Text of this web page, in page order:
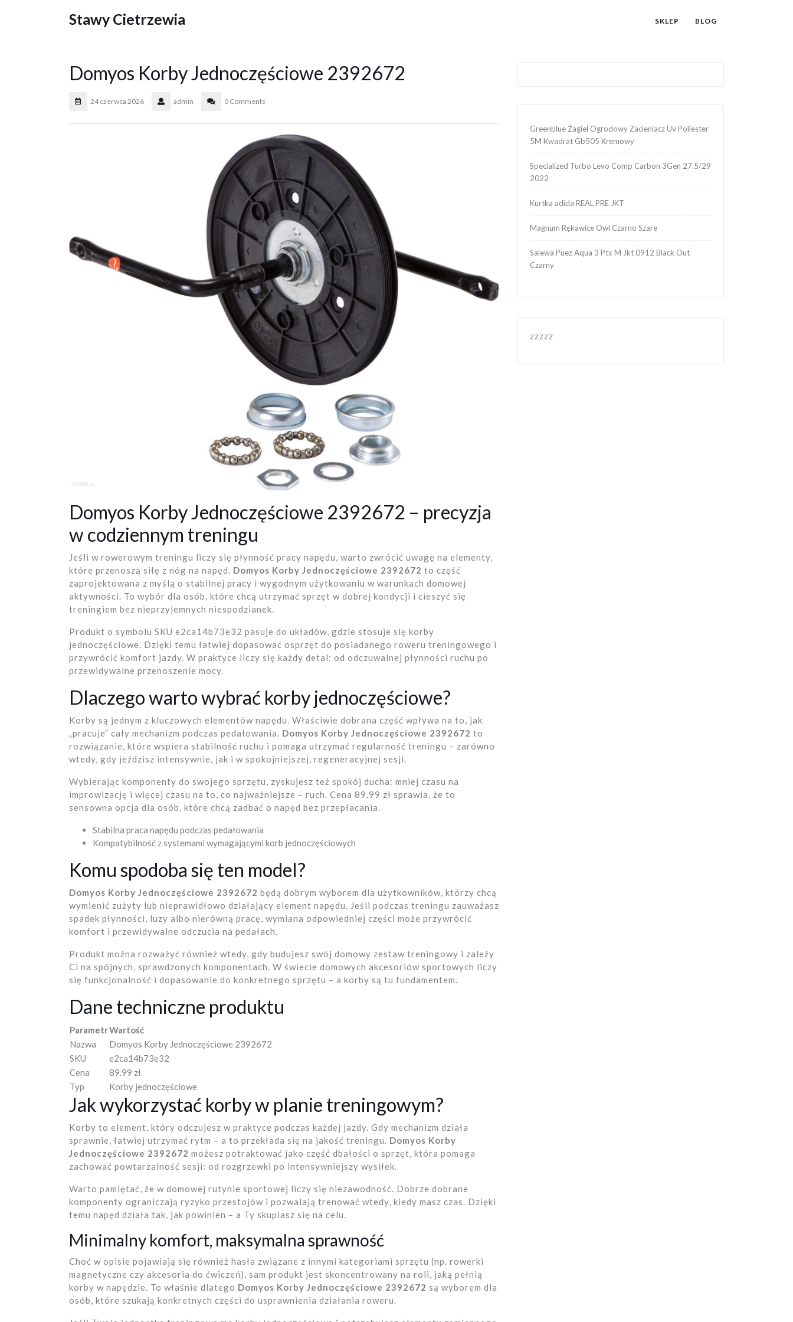
Stawy Cietrzewia SKLEP BLOG
Domyos Korby Jednoczęściowe 2392672
24 czerwca 2026 admin 0 Comments
Domyos Korby Jednoczęściowe 2392672 – precyzja
w codziennym treningu
Jeśli w rowerowym treningu liczy się płynność pracy napędu, warto zwrócić uwagę na elementy,
które przenoszą siłę z nóg na napęd. Domyos Korby Jednoczęściowe 2392672 to część
zaprojektowana z myślą o stabilnej pracy i wygodnym użytkowaniu w warunkach domowej
aktywności. To wybór dla osób, które chcą utrzymać sprzęt w dobrej kondycji i cieszyć się
treningiem bez nieprzyjemnych niespodzianek.
Produkt o symbolu SKU e2ca14b73e32 pasuje do układów, gdzie stosuje się korby
jednoczęściowe. Dzięki temu łatwiej dopasować osprzęt do posiadanego roweru treningowego i
przywrócić komfort jazdy. W praktyce liczy się każdy detal: od odczuwalnej płynności ruchu po
przewidywalne przenoszenie mocy.
Dlaczego warto wybrać korby jednoczęściowe?
Korby są jednym z kluczowych elementów napędu. Właściwie dobrana część wpływa na to, jak
„pracuje” cały mechanizm podczas pedałowania. Domyos Korby Jednoczęściowe 2392672 to
rozwiązanie, które wspiera stabilność ruchu i pomaga utrzymać regularność treningu – zarówno
wtedy, gdy jeździsz intensywnie, jak i w spokojniejszej, regeneracyjnej sesji.
Wybierając komponenty do swojego sprzętu, zyskujesz też spokój ducha: mniej czasu na
improwizację i więcej czasu na to, co najważniejsze – ruch. Cena 89,99 zł sprawia, że to
sensowna opcja dla osób, które chcą zadbać o napęd bez przepłacania.
Stabilna praca napędu podczas pedałowania
Kompatybilność z systemami wymagającymi korb jednoczęściowych
Komu spodoba się ten model?
Domyos Korby Jednoczęściowe 2392672 będą dobrym wyborem dla użytkowników, którzy chcą
wymienić zużyty lub nieprawidłowo działający element napędu. Jeśli podczas treningu zauważasz
spadek płynności, luzy albo nierówną pracę, wymiana odpowiedniej części może przywrócić
komfort i przewidywalne odczucia na pedałach.
Produkt można rozważyć również wtedy, gdy budujesz swój domowy zestaw treningowy i zależy
Ci na spójnych, sprawdzonych komponentach. W świecie domowych akcesoriów sportowych liczy
się funkcjonalność i dopasowanie do konkretnego sprzętu – a korby są tu fundamentem.
Dane techniczne produktu
ParametrWartość
Nazwa
Domyos Korby Jednoczęściowe 2392672
SKU
e2ca14b73e32
Cena
89.99 zł
Typ
Korby jednoczęściowe
Jak wykorzystać korby w planie treningowym?
Korby to element, który odczujesz w praktyce podczas każdej jazdy. Gdy mechanizm działa
sprawnie, łatwiej utrzymać rytm – a to przekłada się na jakość treningu. Domyos Korby
Jednoczęściowe 2392672 możesz potraktować jako część dbałości o sprzęt, która pomaga
zachować powtarzalność sesji: od rozgrzewki po intensywniejszy wysiłek.
Warto pamiętać, że w domowej rutynie sportowej liczy się niezawodność. Dobrze dobrane
komponenty ograniczają ryzyko przestojów i pozwalają trenować wtedy, kiedy masz czas. Dzięki
temu napęd działa tak, jak powinien – a Ty skupiasz się na celu.
Minimalny komfort, maksymalna sprawność
Choć w opisie pojawiają się również hasła związane z innymi kategoriami sprzętu (np. rowerki
magnetyczne czy akcesoria do ćwiczeń), sam produkt jest skoncentrowany na roli, jaką pełnią
korby w napędzie. To właśnie dlatego Domyos Korby Jednoczęściowe 2392672 są wyborem dla
osób, które szukają konkretnych części do usprawnienia działania roweru.
Greenblue Żagiel Ogrodowy Zacieniacz Uv Poliester
5M Kwadrat Gb505 Kremowy
Specialized Turbo Levo Comp Carbon 3Gen 27.5/29
2022
Kurtka adida REAL PRE JKT
Magnum Rękawice Owl Czarno Szare
Salewa Puez Aqua 3 Ptx M Jkt 0912 Black Out
Czarny
zzzzz